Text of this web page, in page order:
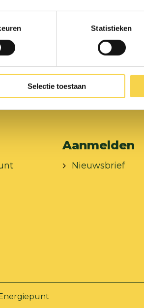
Statistieken
Selectie toestaan
Aanmelden
Nieuwsbrief